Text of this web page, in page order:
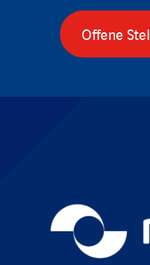
Offene